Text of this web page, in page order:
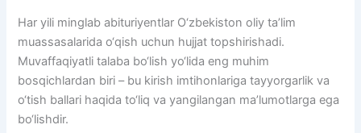
Har yili minglab abituriyentlar O‘zbekiston oliy ta’lim
muassasalarida o‘qish uchun hujjat topshirishadi.
Muvaffaqiyatli talaba bo‘lish yo‘lida eng muhim
bosqichlardan biri – bu kirish imtihonlariga tayyorgarlik va
o‘tish ballari haqida to‘liq va yangilangan ma’lumotlarga ega
bo‘lishdir.